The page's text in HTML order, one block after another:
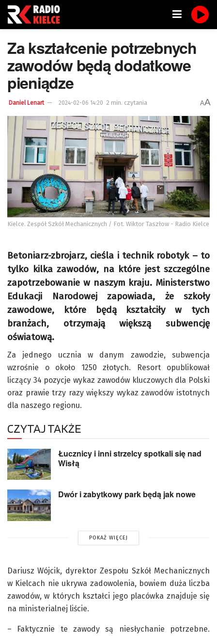
Za kształcenie potrzebnych
zawodów będą dodatkowe
pieniądze
Daniel Lenart 2024-02-06 14:20 2 min. czytania AA
Kielce. Zespół Szkół Mechanicznych / Fot. Wiktor Taszłow - Radio Kielce
Betoniarz-zbrojarz, cieśla i technik robotyk – to
tylko kilka zawodów, na które jest szczególne
zapotrzebowanie w naszym kraju. Ministerstwo
Edukacji Narodowej zapowiada, że szkoły
zawodowe, które będą kształciły w tych
branżach, otrzymają większą subwencję
oświatową.
Za jednego ucznia w danym zawodzie, subwencja
wzrośnie o około 1250 złotych. Resort opublikował
liczący 34 pozycje wykaz zawodów kluczowych dla Polski
oraz prawie trzy razy większy wykaz zawodów istotnych
dla naszego regionu.
CZYTAJ TAKŻE
Łucznicy i inni strzelcy spotkali się nad
Wisłą
Dwór i zabytkowy park będą jak nowe
POKAŻ WIĘCEJ
Dariusz Wójcik, dyrektor Zespołu Szkół Mechanicznych
w Kielcach nie ukrywa zadowolenia, bowiem duża liczba
zawodów, w których kształci jego placówka znajduje się
na ministerialnej liście.
– Faktycznie te zawody są niesłychanie potrzebne.